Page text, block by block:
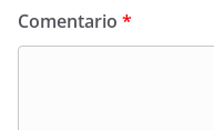
Comentario *